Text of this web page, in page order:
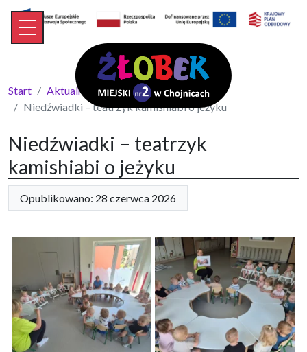
Start
Aktualności
Niedźwiadki – teatrzyk kamishiabi o jeżyku
Niedźwiadki – teatrzyk
kamishiabi o jeżyku
Opublikowano: 28 czerwca 2026